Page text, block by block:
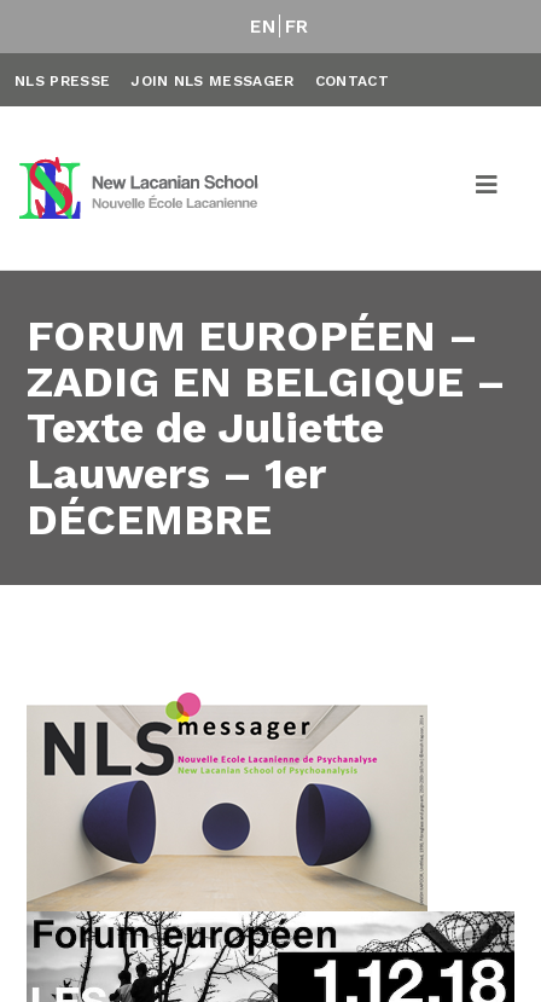
EN FR
NLS PRESSE JOIN NLS MESSAGER CONTACT
FORUM EUROPÉEN –
ZADIG EN BELGIQUE –
Texte de Juliette
Lauwers – 1er
DÉCEMBRE